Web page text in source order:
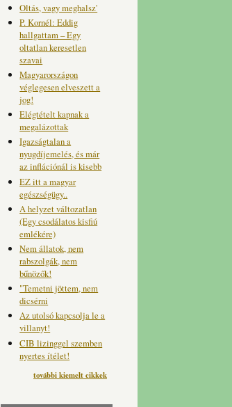
Oltás, vagy meghalsz'
P. Kornél: Eddig
hallgattam – Egy
oltatlan keresetlen
szavai
Magyarországon
véglegesen elveszett a
jog!
Elégtételt kapnak a
megalázottak
Igazságtalan a
nyugdíjemelés, és már
az inflációnál is kisebb
EZ itt a magyar
egészségügy..
A helyzet változatlan
(Egy csodálatos kisfiú
emlékére)
Nem állatok, nem
rabszolgák, nem
bűnözők!
"Temetni jöttem, nem
dicsérni
Az utolsó kapcsolja le a
villanyt!
CIB lizinggel szemben
nyertes ítélet!
további kiemelt cikkek